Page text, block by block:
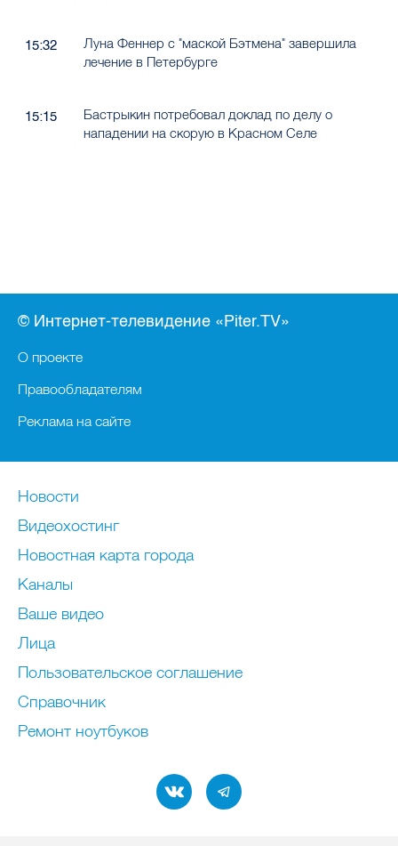
15:32
Луна Феннер с "маской Бэтмена" завершила
лечение в Петербурге
15:15
Бастрыкин потребовал доклад по делу о
нападении на скорую в Красном Селе
© Интернет-телевидение «Piter.TV»
О проекте
Правообладателям
Реклама на сайте
Новости
Видеохостинг
Новостная карта города
Каналы
Ваше видео
Лица
Пользовательское соглашение
Справочник
Ремонт нoутбуков